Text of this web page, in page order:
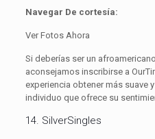
Navegar De cortesía:
Ver Fotos Ahora
Si deberías ser un
aconsejamos inscribirse a
experiencia obtener más suave
individuo que ofrece su
14. SilverSingles